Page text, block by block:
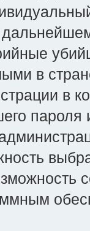
в
в